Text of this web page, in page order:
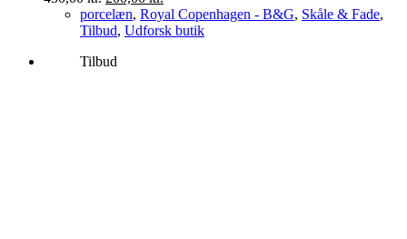
oprindelige
pris
450,00 kr..
aktuelle
pris
porcelæn, Royal Copenhagen - B&G, Skåle & Fade,
Tilbud, Udforsk butik
Tilbud